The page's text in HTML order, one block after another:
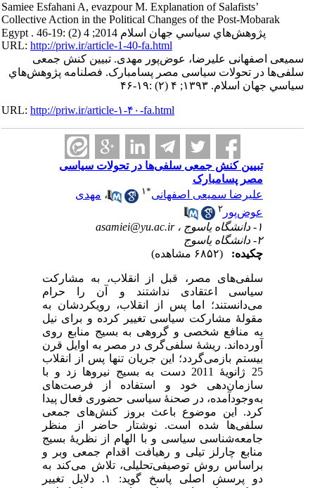
Samiee Esfahani A, evazpour M. Explanation of Salafists’
Collective Action in the Political Changes of the Post-Mobarak
Egypt . پژوهش‌هاي سياسي جهان اسلام 2014; 4 (2) :19-46
URL:http://priw.ir/article-1-40-fa.html
سمیعی اصفهانی علیرضا، عوض‌پور مهدی. تبیین کنش جمعی
سلفی‌‌ها در تحولات سیاسی مصر پسامبارک. فصلنامه پژوهش‌هاي
سياسي جهان اسلام. ۱۳۹۳; ۴ (۲) :۱۹-۴۶
URL:http://priw.ir/article-۱-۴۰-fa.html
تبیین کنش جمعی سلفی‌‌ها در تحولات سیاسی
مصر پسامبارک
علیرضا سمیعی اصفهانی
۱ ،مهدی
عوض‌پور
asamiei@yu.ac.ir
چکیده:
سلفی‌‌های مصر، قبل از انقلاب، به مشارکت
سیاسی اعتقادی نداشتند و آن را حرام
می‌‌دانستند؛ اما پس از انقلاب، رویکردشان به
مقولۀ مشارکت سیاسی تغییر کرده و برای نیل
به منافع شخصی و گروهی به بسیج منابع روی
آورده‌‌اند. ریشۀ سلفی‌‌گری در مصر به اوایل قرن
بیستم بازمی‌‌گردد؛ این جریان تنها پس از انقلاب
25 ژانویۀ 2011 دست به بسیج نیروها زد و با
سازمان‌‌دهی خود و استفاده از فرصت‌‌های
به‌‌وجودآمده، در صحنۀ سیاسی حضوری فعال پیدا
کرد. این موضوع باعث بروز کنش‌‌های جمعی
سلفی‌‌ها شده است. نوشتار حاضر از منظر
جامعه‌شناسی سیاسی و با الهام از نظریۀ بسیج
منابع چارلز تیلی و رهیافت اقدام جمعی وبر و
براساس روش توصیفی‌تحلیلی، تلاش می‌‌کند به
دو پرسش اصلی پاسخ گوید: ۱. دلایل تغییر